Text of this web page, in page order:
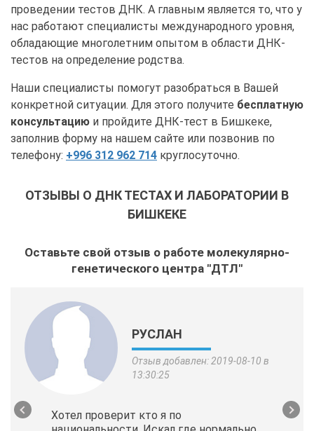
проведении тестов ДНК. А главным является то, что у
нас работают специалисты международного уровня,
обладающие многолетним опытом в области ДНК-
тестов на определение родства.
Наши специалисты помогут разобраться в Вашей
конкретной ситуации. Для этого получите бесплатную
консультацию и пройдите ДНК-тест в Бишкеке,
заполнив форму на нашем сайте или позвонив по
телефону: +996 312 962 714 круглосуточно.
ОТЗЫВЫ О ДНК ТЕСТАХ И ЛАБОРАТОРИИ В
БИШКЕКЕ
Оставьте свой отзыв о работе молекулярно-
генетического центра "ДТЛ"
РУСЛАН
Отзыв добавлен: 2019-08-10 в
13:30:25
Хотел проверит кто я по